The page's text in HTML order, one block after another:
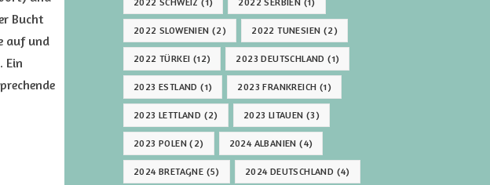
Bucht
auf und
Ein
2022 SLOWENIEN (2) 2022 TUNESIEN (2)
2022 TÜRKEI (12) 2023 DEUTSCHLAND (1)
2023 ESTLAND (1) 2023 FRANKREICH (1)
2023 LETTLAND (2) 2023 LITAUEN (3)
2023 POLEN (2) 2024 ALBANIEN (4)
2024 BRETAGNE (5) 2024 DEUTSCHLAND (4)